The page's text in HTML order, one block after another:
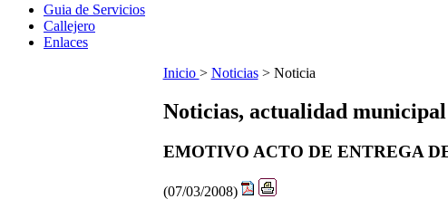
Guia de Servicios
Callejero
Enlaces
Inicio > Noticias> Noticia
Noticias, actualidad municipal
EMOTIVO ACTO DE ENTREGA
(07/03/2008)